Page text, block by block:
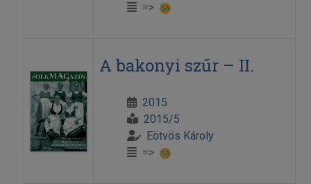
=>
A bakonyi szűr – II.
2015
2015/5
Eötvös Károly
=>